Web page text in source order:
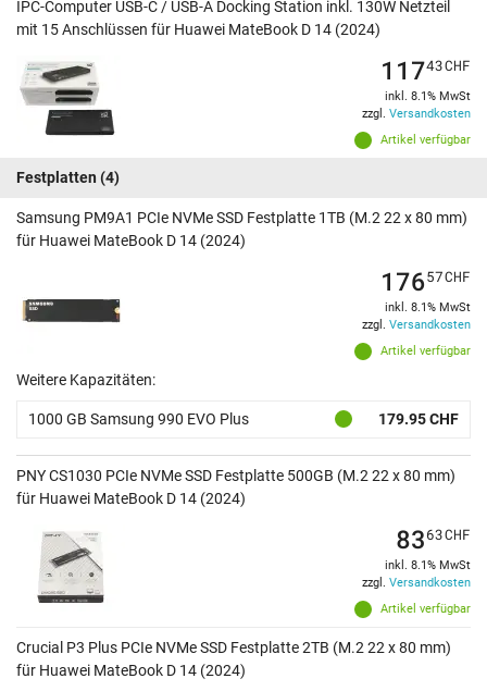
IPC-Computer USB-C / USB-A Docking Station inkl. 130W Netzteil
mit 15 Anschlüssen für Huawei MateBook D 14 (2024)
Artikel verfügbar
11743CHF
inkl. 8.1% MwSt
zzgl. Versandkosten
Festplatten (4)
Samsung PM9A1 PCIe NVMe SSD Festplatte 1TB (M.2 22 x 80 mm)
für Huawei MateBook D 14 (2024)
Artikel verfügbar
17657CHF
inkl. 8.1% MwSt
zzgl. Versandkosten
Weitere Kapazitäten:
1000 GB Samsung 990 EVO Plus 179.95 CHF
PNY CS1030 PCIe NVMe SSD Festplatte 500GB (M.2 22 x 80 mm)
für Huawei MateBook D 14 (2024)
Artikel verfügbar
8363CHF
inkl. 8.1% MwSt
zzgl. Versandkosten
Crucial P3 Plus PCIe NVMe SSD Festplatte 2TB (M.2 22 x 80 mm)
für Huawei MateBook D 14 (2024)